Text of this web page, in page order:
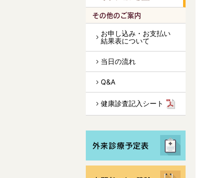
その他のご案内
お申し込み・お支払い
結果表について
当日の流れ
Q&A
健康診査記入シート